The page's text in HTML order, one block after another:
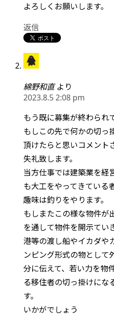
よろしくお願いします。
返信
綿野和直 より
2023.8.5 2:08 pm
もう既に募集が終わられ
もしこの先で何かの切っ
頂けたらと思いコメント
失礼致します。
当方仕事では建築業を経
も大工をやってきている
趣味は釣りをやります。
もしまたこの様な物件が
を通して物件を開示てい
港等の渡し船やイカダや
ンピング形式の物として
分に伝えて、若い力を物
る移住者の切っ掛けにな
す。
いかがでしょう